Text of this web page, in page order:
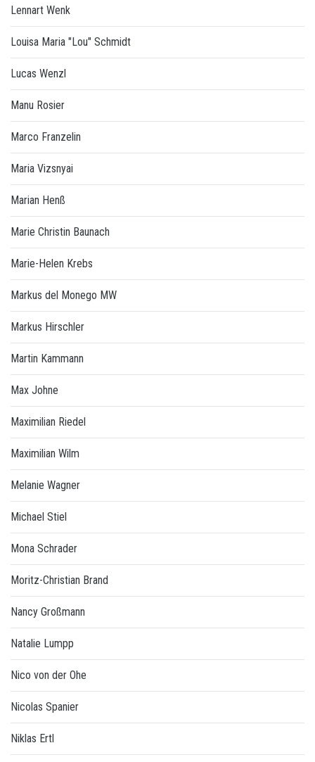
Lennart Wenk
Louisa Maria "Lou" Schmidt
Lucas Wenzl
Manu Rosier
Marco Franzelin
Maria Vizsnyai
Marian Henß
Marie Christin Baunach
Marie-Helen Krebs
Markus del Monego MW
Markus Hirschler
Martin Kammann
Max Johne
Maximilian Riedel
Maximilian Wilm
Melanie Wagner
Michael Stiel
Mona Schrader
Moritz-Christian Brand
Nancy Großmann
Natalie Lumpp
Nico von der Ohe
Nicolas Spanier
Niklas Ertl